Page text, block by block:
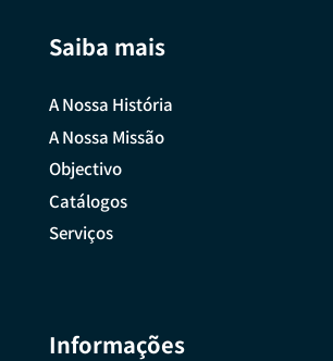
Saiba mais
A Nossa História
A Nossa Missão
Objectivo
Catálogos
Serviços
Informações